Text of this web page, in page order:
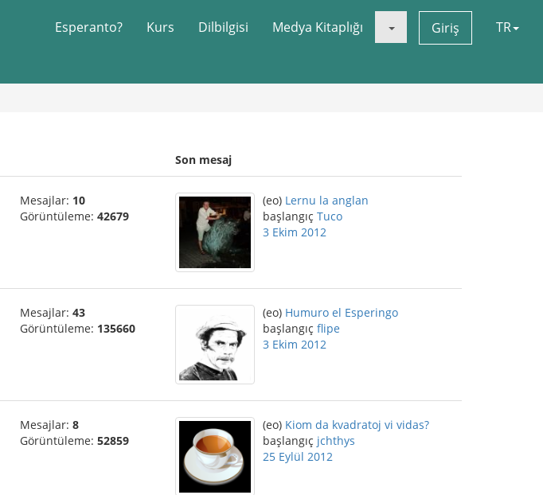
Esperanto? Kurs Dilbilgisi Medya Kitaplığı Giriş TR
Son mesaj
Mesajlar: 10
Görüntüleme: 42679
(eo) Lernu la anglan
başlangıç Tuco
3 Ekim 2012
Mesajlar: 43
Görüntüleme: 135660
(eo) Humuro el Esperingo
başlangıç flipe
3 Ekim 2012
Mesajlar: 8
Görüntüleme: 52859
(eo) Kiom da kvadratoj vi vidas?
başlangıç jchthys
25 Eylül 2012